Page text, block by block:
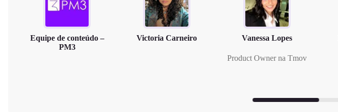
Equipe de conteúdo –
PM3
Victoria Carneiro Vanessa Lopes
Product Owner na Tmov